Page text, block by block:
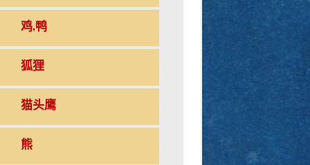
鸡.鸭
狐狸
猫头鹰
熊